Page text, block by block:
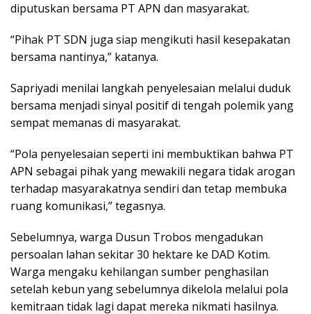
diputuskan bersama PT APN dan masyarakat.
“Pihak PT SDN juga siap mengikuti hasil kesepakatan
bersama nantinya,” katanya.
Sapriyadi menilai langkah penyelesaian melalui duduk
bersama menjadi sinyal positif di tengah polemik yang
sempat memanas di masyarakat.
“Pola penyelesaian seperti ini membuktikan bahwa PT
APN sebagai pihak yang mewakili negara tidak arogan
terhadap masyarakatnya sendiri dan tetap membuka
ruang komunikasi,” tegasnya.
Sebelumnya, warga Dusun Trobos mengadukan
persoalan lahan sekitar 30 hektare ke DAD Kotim.
Warga mengaku kehilangan sumber penghasilan
setelah kebun yang sebelumnya dikelola melalui pola
kemitraan tidak lagi dapat mereka nikmati hasilnya.